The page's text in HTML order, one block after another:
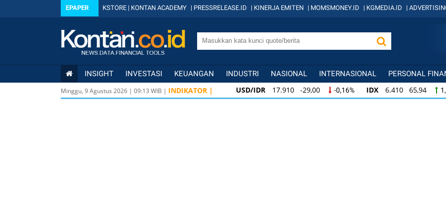
EPAPER KSTORE | KONTAN ACADEMY | PRESSRELEASE.ID | KINERJA EMITEN | MOMSMONEY.ID | KGMEDIA.ID |
INSIGHT INVESTASI KEUANGAN INDUSTRI NASIONAL INTERNASIONAL PERSONAL
Minggu, 9 Agustus 2026 | 09:13 WIB | INDIKATOR | USD/IDR 17.910 -29,00 -0,16% IDX 6.410 65,94
IDX
6.410 65,94 1,04% KOMPAS100 845 12,09